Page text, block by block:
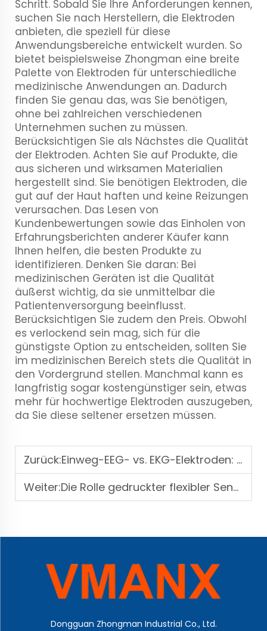
Schritt. Sobald Sie Ihre Anforderungen kennen,
suchen Sie nach Herstellern, die Elektroden
anbieten, die speziell für diese
Anwendungsbereiche entwickelt wurden. So
bietet beispielsweise Zhongman eine breite
Palette von Elektroden für unterschiedliche
medizinische Anwendungen an. Dadurch
finden Sie genau das, was Sie benötigen,
ohne bei zahlreichen verschiedenen
Unternehmen suchen zu müssen.
Berücksichtigen Sie als Nächstes die Qualität
der Elektroden. Achten Sie auf Produkte, die
aus sicheren und wirksamen Materialien
hergestellt sind. Sie benötigen Elektroden, die
gut auf der Haut haften und keine Reizungen
verursachen. Das Lesen von
Kundenbewertungen sowie das Einholen von
Erfahrungsberichten anderer Käufer kann
Ihnen helfen, die besten Produkte zu
identifizieren. Denken Sie daran: Bei
medizinischen Geräten ist die Qualität
äußerst wichtig, da sie unmittelbar die
Patientenversorgung beeinflusst.
Berücksichtigen Sie zudem den Preis. Obwohl
es verlockend sein mag, sich für die
günstigste Option zu entscheiden, sollten Sie
im medizinischen Bereich stets die Qualität in
den Vordergrund stellen. Manchmal kann es
langfristig sogar kostengünstiger sein, etwas
mehr für hochwertige Elektroden auszugeben,
da Sie diese seltener ersetzen müssen.
Zurück:Einweg-EEG- vs. EKG-Elektroden: Wichtige Unterschiede und Leitfaden zur OEM-Auswahl
Weiter:Die Rolle gedruckter flexibler Sensoren in modernen Patientenüberwachungssystemen
Dongguan Zhongman Industrial Co., Ltd.